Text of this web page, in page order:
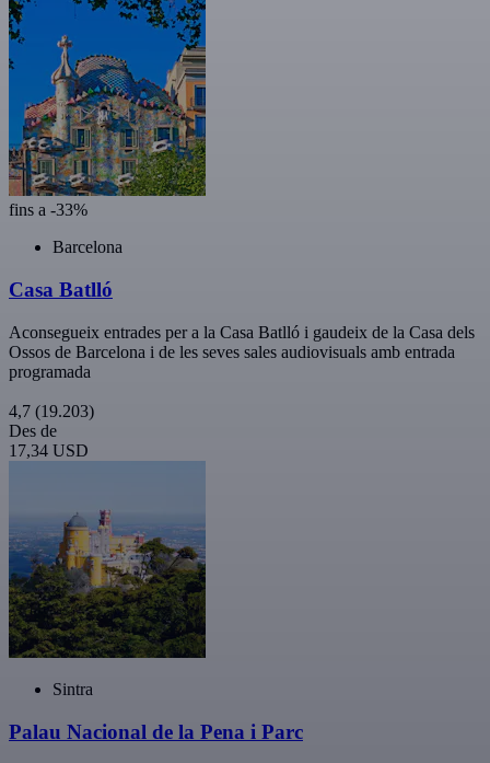
fins a -33%
Barcelona
Casa Batlló
Aconsegueix entrades per a la Casa Batlló i gaudeix de la Casa dels
Ossos de Barcelona i de les seves sales audiovisuals amb entrada
programada
4,7 (19.203)
Des de
17,34 USD
Sintra
Palau Nacional de la Pena i Parc